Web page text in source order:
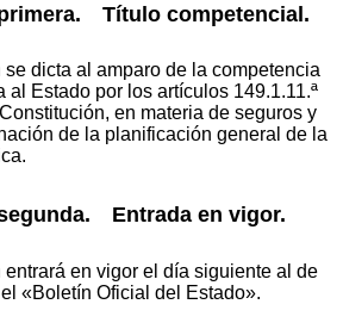
Título competencial.
se dicta al amparo de la competencia
al Estado por los artículos 149.1.11.ª
en materia de seguros y
de la planificación general de la
Entrada en vigor.
entrará en vigor el día siguiente al de
«Boletín Oficial del Estado».